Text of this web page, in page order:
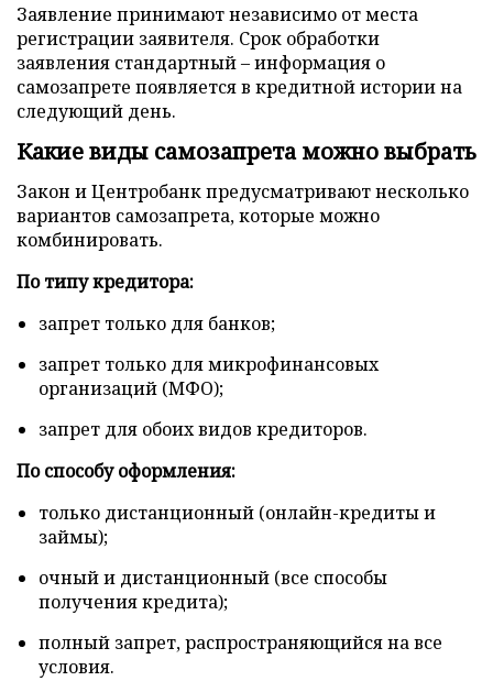
Заявление принимают независимо от места
регистрации заявителя. Срок обработки
заявления стандартный – информация о
самозапрете появляется в кредитной истории на
следующий день.
Какие виды самозапрета можно выбрать
Закон и Центробанк предусматривают несколько
вариантов самозапрета, которые можно
комбинировать.
По типу кредитора:
запрет только для банков;
запрет только для микрофинансовых
организаций (МФО);
запрет для обоих видов кредиторов.
По способу оформления:
только дистанционный (онлайн-кредиты и
займы);
очный и дистанционный (все способы
получения кредита);
полный запрет, распространяющийся на все
условия.